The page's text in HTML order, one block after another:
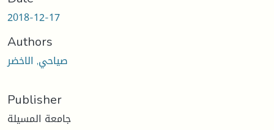
2018-12-17
Authors
صياحي, الاخضر
Publisher
جامعة المسيلة